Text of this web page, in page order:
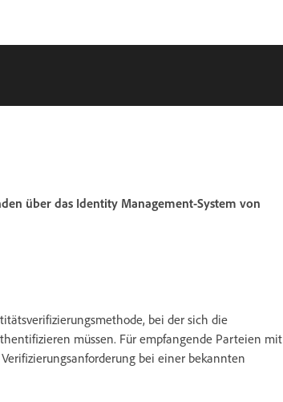
über das Identity Management-System von
bei der sich die
müssen. Für empfangende Parteien mit
bei einer bekannten